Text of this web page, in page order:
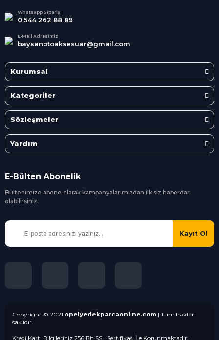
Whatsapp Sipariş
0 544 262 88 89
E-Mail Adresimiz
baysanotoaksesuar@gmail.com
Kurumsal
Kategoriler
Sözleşmeler
Yardım
E-Bülten Abonelik
Bültenimize abone olarak kampanyalarımızdan ilk siz haberdar
olabilirsiniz.
Kayıt Ol
Copyright © 2021 opelyedekparcaonline.com | Tüm hakları
saklıdır.
Kredi Kartı Bilgileriniz 256 Bit SSL Sertifikası İle Korunmaktadır.